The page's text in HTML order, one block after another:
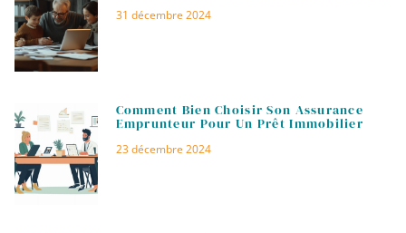
31 décembre 2024
Comment Bien Choisir Son Assurance
Emprunteur Pour Un Prêt Immobilier
23 décembre 2024